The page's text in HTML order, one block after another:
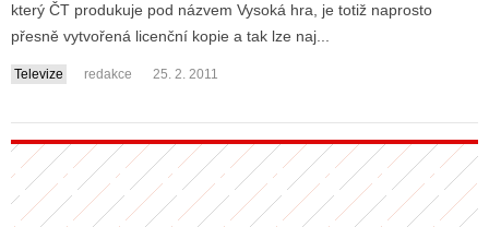
TELEVIZE
TELEVIZÍ
INTERNET
který ČT produkuje pod názvem Vysoká hra, je totiž naprosto
přesně vytvořená licenční kopie a tak lze naj...
Televize redakce 25. 2. 2011